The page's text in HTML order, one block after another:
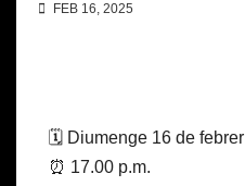
FEB 16, 2025
🗓️ Diumenge 16 de febrer
⏰ 17.00 p.m.